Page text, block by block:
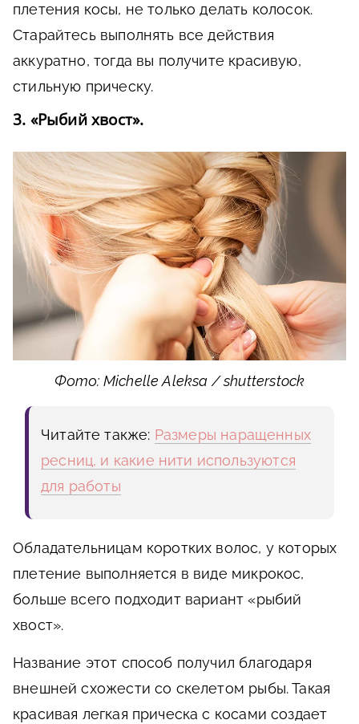
плетения косы, не только делать колосок.
Старайтесь выполнять все действия
аккуратно, тогда вы получите красивую,
стильную прическу.
3. «Рыбий хвост».
Фото: Michelle Aleksa / shutterstock
Читайте также: Размеры наращенных
ресниц, и какие нити используются
для работы
Обладательницам коротких волос, у которых
плетение выполняется в виде микрокос,
больше всего подходит вариант «рыбий
хвост».
Название этот способ получил благодаря
внешней схожести со скелетом рыбы. Такая
красивая легкая прическа с косами создает